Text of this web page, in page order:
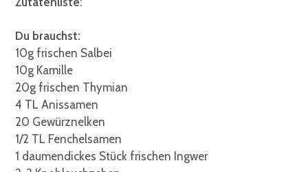
Du brauchst:
10g frischen Salbei
10g Kamille
20g frischen Thymian
4 TL Anissamen
20 Gewürznelken
1/2 TL Fenchelsamen
1 daumendickes Stück frischen Ingwer